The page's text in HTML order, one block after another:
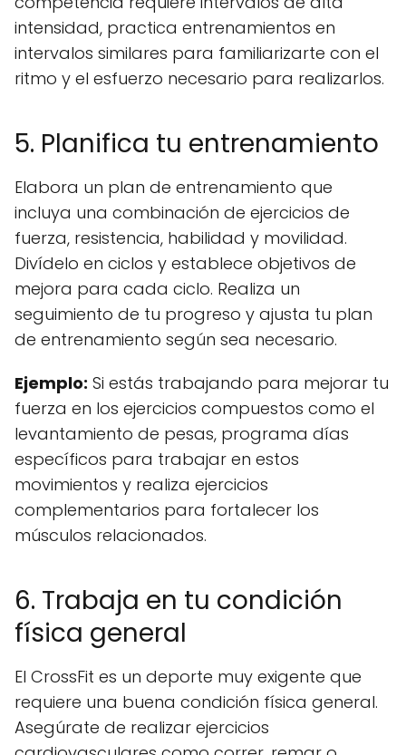
intensidad, practica entrenamientos en
intervalos similares para familiarizarte con el
ritmo y el esfuerzo necesario para realizarlos.
5. Planifica tu entrenamiento
Elabora un plan de entrenamiento que
incluya una combinación de ejercicios de
fuerza, resistencia, habilidad y movilidad.
Divídelo en ciclos y establece objetivos de
mejora para cada ciclo. Realiza un
seguimiento de tu progreso y ajusta tu plan
de entrenamiento según sea necesario.
Ejemplo: Si estás trabajando para mejorar tu
fuerza en los ejercicios compuestos como el
levantamiento de pesas, programa días
específicos para trabajar en estos
movimientos y realiza ejercicios
complementarios para fortalecer los
músculos relacionados.
6. Trabaja en tu condición
física general
El CrossFit es un deporte muy exigente que
requiere una buena condición física general.
Asegúrate de realizar ejercicios